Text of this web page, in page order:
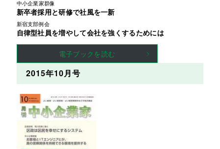
中小企業家群像
新卒者採用と研修で社風を一新
新宿支部例会
自律型社員を増やして会社を強くするためには
電子ブックを読む
2015年10月号